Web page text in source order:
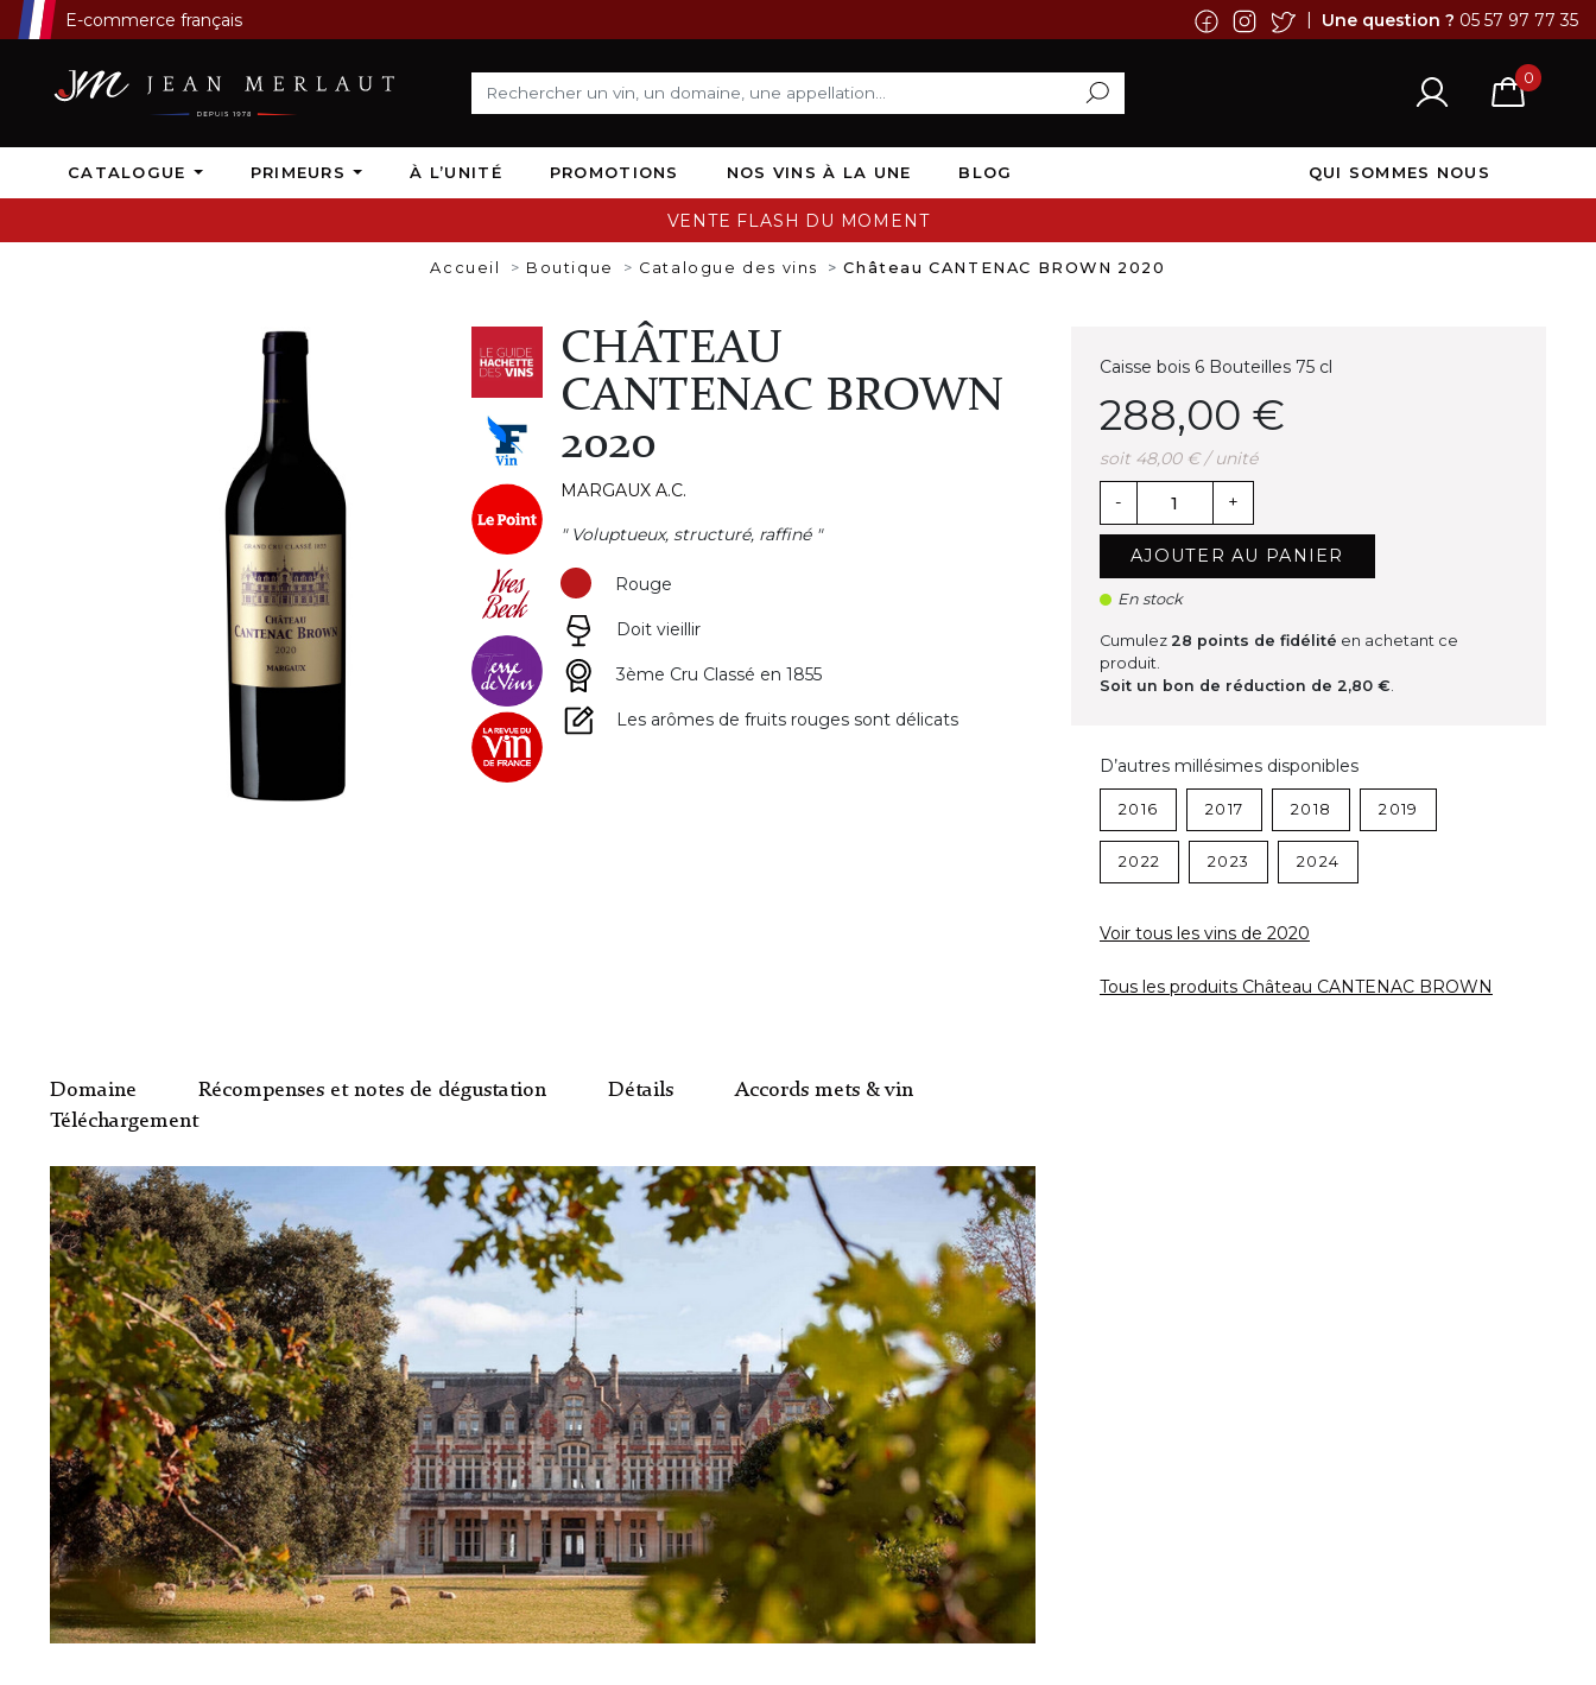
E-commerce français | Une question ? 05 57 97 77 35
0
CATALOGUE PRIMEURS À L’UNITÉ PROMOTIONS NOS VINS À LA UNE BLOG QUI SOMMES NOUS
VENTE FLASH DU MOMENT
Accueil Boutique Catalogue des vins Château CANTENAC BROWN 2020
CHÂTEAU
CANTENAC BROWN
2020
MARGAUX A.C.
" Voluptueux, structuré, raffiné "
Rouge
Doit vieillir
3ème Cru Classé en 1855
Les arômes de fruits rouges sont délicats
Caisse bois 6 Bouteilles 75 cl
288,00 €
soit 48,00 € / unité
- +
AJOUTER AU PANIER
En stock
Cumulez 28 points de fidélité en achetant ce
produit.
Soit un bon de réduction de 2,80 €.
D’autres millésimes disponibles
2016 2017 2018 2019
2022 2023 2024
Voir tous les vins de 2020
Tous les produits Château CANTENAC BROWN
Domaine Récompenses et notes de dégustation Détails
Accords mets & vin
Téléchargement